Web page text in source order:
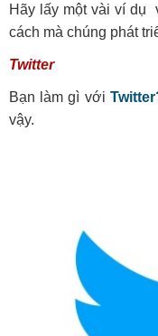
Hãy lấy một vài ví dụ
cách mà chúng phát
Twitter
Bạn làm gì với
vậy.